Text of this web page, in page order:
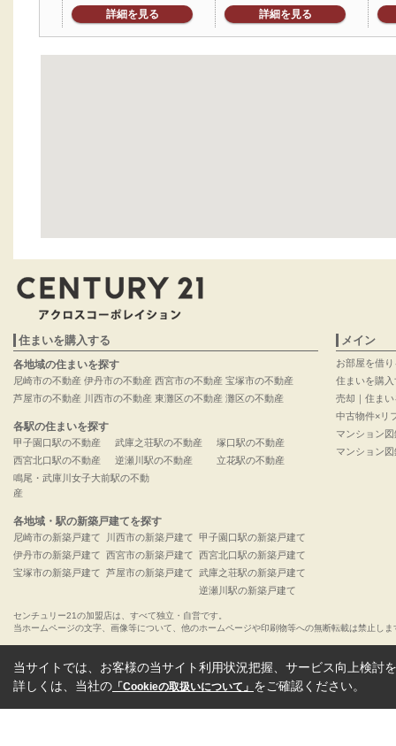
詳細を見る 詳細を見る
住まいを購入する
各地域の住まいを探す
尼崎市の不動産
芦屋市の不動産
伊丹市の不動産
川西市の不動産
西宮市の不動産
東灘区の不動産
宝塚市の不動産
灘区の不動産
各駅の住まいを探す
甲子園口駅の不動産
西宮北口駅の不動産
武庫之荘駅の不動産
逆瀬川駅の不動産
塚口駅の不動産
立花駅の不動産
鳴尾・武庫川女子大前駅の不動
産
各地域・駅の新築戸建てを探す
尼崎市の新築戸建て
伊丹市の新築戸建て
宝塚市の新築戸建て
川西市の新築戸建て
西宮市の新築戸建て
芦屋市の新築戸建て
甲子園口駅の新築戸建て
西宮北口駅の新築戸建て
武庫之荘駅の新築戸建て
逆瀬川駅の新築戸建て
メイン
お部屋を借り
住まいを購入
売却｜住ま
中古物件×リ
マンション
マンション
センチュリー21の加盟店は、すべて独立・自営です。
当ホームページの文字、画像等について、他のホームページや印刷物等への無断転載は禁止しま
当サイトでは、お客様の当サイト利用状況把握、サービス向上検討
詳しくは、当社の 「Cookieの取扱いについて」 をご確認ください。